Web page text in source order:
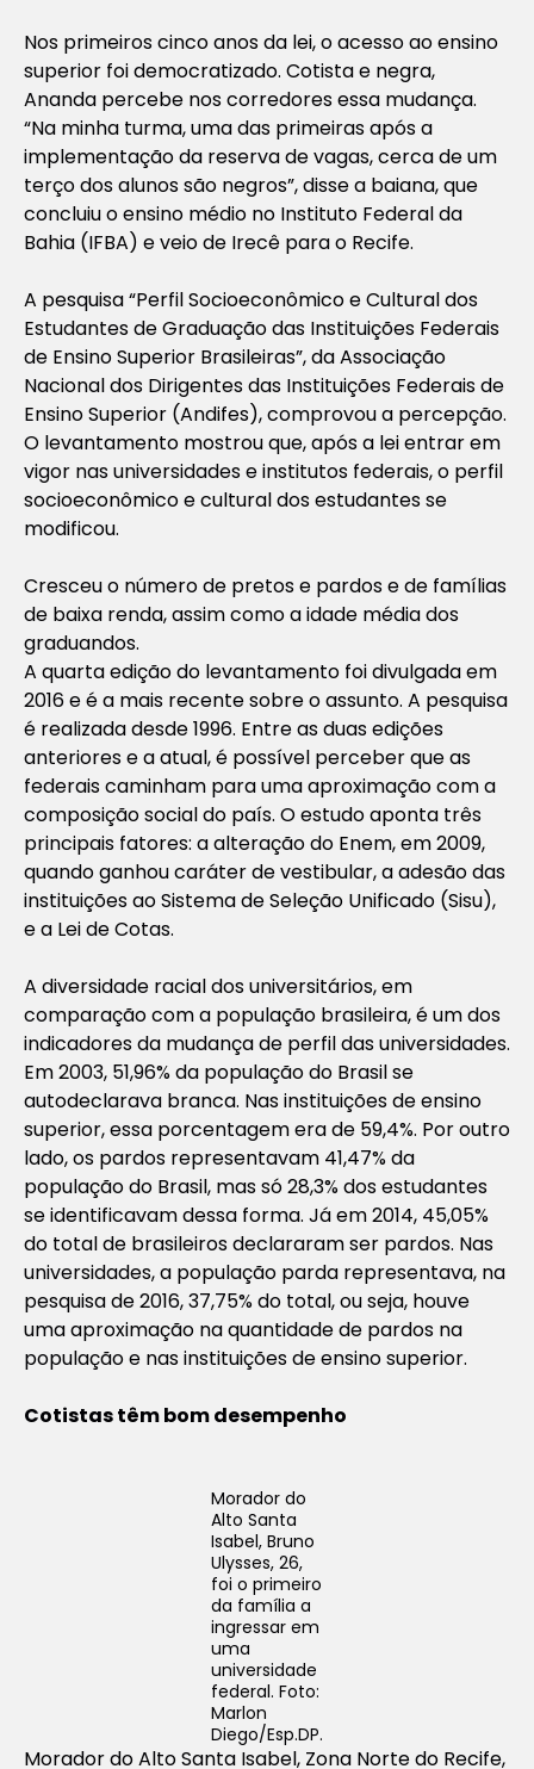
Nos primeiros cinco anos da lei, o acesso ao ensino
superior foi democratizado. Cotista e negra,
Ananda percebe nos corredores essa mudança.
“Na minha turma, uma das primeiras após a
implementação da reserva de vagas, cerca de um
terço dos alunos são negros”, disse a baiana, que
concluiu o ensino médio no Instituto Federal da
Bahia (IFBA) e veio de Irecê para o Recife.
A pesquisa “Perfil Socioeconômico e Cultural dos
Estudantes de Graduação das Instituições Federais
de Ensino Superior Brasileiras”, da Associação
Nacional dos Dirigentes das Instituições Federais de
Ensino Superior (Andifes), comprovou a percepção.
O levantamento mostrou que, após a lei entrar em
vigor nas universidades e institutos federais, o perfil
socioeconômico e cultural dos estudantes se
modificou.
Cresceu o número de pretos e pardos e de famílias
de baixa renda, assim como a idade média dos
graduandos.
A quarta edição do levantamento foi divulgada em
2016 e é a mais recente sobre o assunto. A pesquisa
é realizada desde 1996. Entre as duas edições
anteriores e a atual, é possível perceber que as
federais caminham para uma aproximação com a
composição social do país. O estudo aponta três
principais fatores: a alteração do Enem, em 2009,
quando ganhou caráter de vestibular, a adesão das
instituições ao Sistema de Seleção Unificado (Sisu),
e a Lei de Cotas.
A diversidade racial dos universitários, em
comparação com a população brasileira, é um dos
indicadores da mudança de perfil das universidades.
Em 2003, 51,96% da população do Brasil se
autodeclarava branca. Nas instituições de ensino
superior, essa porcentagem era de 59,4%. Por outro
lado, os pardos representavam 41,47% da
população do Brasil, mas só 28,3% dos estudantes
se identificavam dessa forma. Já em 2014, 45,05%
do total de brasileiros declararam ser pardos. Nas
universidades, a população parda representava, na
pesquisa de 2016, 37,75% do total, ou seja, houve
uma aproximação na quantidade de pardos na
população e nas instituições de ensino superior.
Cotistas têm bom desempenho
Morador do
Alto Santa
Isabel, Bruno
Ulysses, 26,
foi o primeiro
da família a
ingressar em
uma
universidade
federal. Foto:
Marlon
Diego/Esp.DP.
Morador do Alto Santa Isabel, Zona Norte do Recife,